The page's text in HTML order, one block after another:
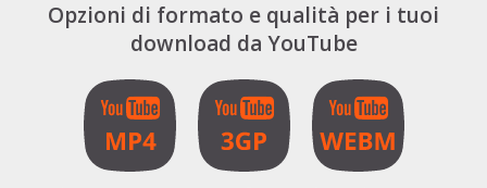
Opzioni di formato e qualità per i tuoi
download da YouTube